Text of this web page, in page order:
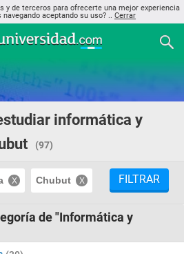
y de terceros para ofrecerte una mejor experiencia
aceptando su uso? .. Cerrar
informática y
(97)
Chubut FILTRAR
de "Informática y